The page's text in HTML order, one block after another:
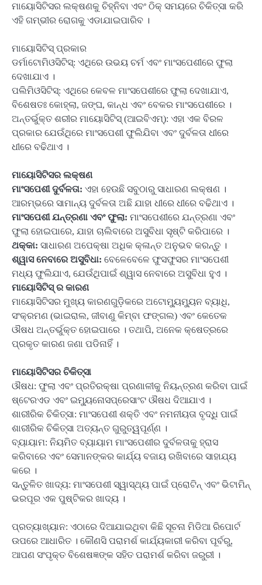
ମାୟୋସିଟିସର ଲକ୍ଷଣକୁ ଚିହ୍ନିବା ଏବଂ ଠିକ୍ ସମୟରେ ଚିକିତ୍ସା କରି
ଏହି ଗମ୍ଭୀର ରୋଗକୁ ଏଡାଯାଇପାରିବ ।
ମାୟୋସିଟିସ୍ ପ୍ରକାର
ଡର୍ମାଟୋମିଓସିଟିସ୍‌: ଏଥିରେ ଉଭୟ ଚର୍ମ ଏବଂ ମାଂସପେଶୀରେ ଫୁଲା
ଦେଖାଯାଏ ।
ପଲିମିଓସିଟିସ୍‌: ଏଥିରେ କେବଳ ମାଂସପେଶୀରେ ଫୁଲା ଦେଖାଯାଏ,
ବିଶେଷତଃ କୋହ୍ଲା, ଜଙ୍ଘ, କାନ୍ଧ ଏବଂ ବେକର ମାଂସପେଶୀରେ ।
ଅନ୍ତର୍ଭୁକ୍ତ ଶରୀର ମାୟୋସିଟିସ୍ (ଆଇବିଏମ୍‌): ଏହା ଏକ ବିରଳ
ପ୍ରକାର ଯେଉଁଥିରେ ମାଂସପେଶୀ ଫୁଲିଯିବା ଏବଂ ଦୁର୍ବଳତା ଧୀରେ
ଧୀରେ ବଢିଥାଏ ।
ମାୟୋସିଟିସର ଲକ୍ଷଣ
ମାଂସପେଶୀ ଦୁର୍ବଳତା: ଏହା ହେଉଛି ସବୁଠାରୁ ସାଧାରଣ ଲକ୍ଷଣ ।
ଆରମ୍ଭରେ ସାମାନ୍ୟ ଦୁର୍ବଳତା ଅଛି ଯାହା ଧୀରେ ଧୀରେ ବଢିଥାଏ ।
ମାଂସପେଶୀ ଯନ୍ତ୍ରଣା ଏବଂ ଫୁଲା: ମାଂସପେଶୀରେ ଯନ୍ତ୍ରଣା ଏବଂ
ଫୁଲା ହୋଇପାରେ, ଯାହା ଚାଲିବାରେ ଅସୁବିଧା ସୃଷ୍ଟି କରିପାରେ ।
ଥକ୍କା: ସାଧାରଣ ଅପେକ୍ଷା ଅଧିକ କ୍ଳାନ୍ତ ଅନୁଭବ କରନ୍ତୁ ।
ଶ୍ୱାସ ନେବାରେ ଅସୁବିଧା: ବେଳେବେଳେ ଫୁସଫୁସର ମାଂସପେଶୀ
ମଧ୍ୟ ଫୁଲିଯାଏ, ଯେଉଁଥିପାଇଁ ଶ୍ୱାସ ନେବାରେ ଅସୁବିଧା ହୁଏ ।
ମାୟୋସିଟିସ୍ ର କାରଣ
ମାୟୋସିଟିସର ମୁଖ୍ୟ କାରଣଗୁଡ଼ିକରେ ଅଟୋମ୍ୟୁମ୍ୟୁନ ବ୍ୟାଧି,
ସଂକ୍ରମଣ (ଭାଇରାଲ, ଜୀବାଣୁ କିମ୍ବା ଫଙ୍ଗଲ) ଏବଂ କେତେକ
ଔଷଧ ଅନ୍ତର୍ଭୁକ୍ତ ହୋଇପାରେ । ତଥାପି, ଅନେକ କ୍ଷେତ୍ରରେ
ପ୍ରକୃତ କାରଣ ଜଣା ପଡିନାହିଁ ।
ମାୟୋସିଟିସର ଚିକିତ୍ସା
ଔଷଧ: ଫୁଲା ଏବଂ ପ୍ରତିରକ୍ଷା ପ୍ରଣାଳୀକୁ ନିୟନ୍ତ୍ରଣ କରିବା ପାଇଁ
ଷ୍ଟେରଏଡ ଏବଂ ଇମ୍ୟୁନୋସପ୍ରେସାଂଟ ଔଷଧ ଦିଆଯାଏ ।
ଶାରୀରିକ ଚିକିତ୍ସା: ମାଂସପେଶୀ ଶକ୍ତି ଏବଂ ନମନୀୟତା ବୃଦ୍ଧି ପାଇଁ
ଶାରୀରିକ ଚିକିତ୍ସା ଅତ୍ୟନ୍ତ ଗୁରୁତ୍ୱପୂର୍ଣ୍ଣ ।
ବ୍ୟାୟାମ: ନିୟମିତ ବ୍ୟାୟାମ ମାଂସପେଶୀର ଦୁର୍ବଳତାକୁ ହ୍ରାସ
କରିବାରେ ଏବଂ ସେମାନଙ୍କର କାର୍ଯ୍ୟ ବଜାୟ ରଖିବାରେ ସାହାଯ୍ୟ
କରେ ।
ସନ୍ତୁଳିତ ଖାଦ୍ୟ: ମାଂସପେଶୀ ସ୍ୱାସ୍ଥ୍ୟ ପାଇଁ ପ୍ରୋଟିନ୍ ଏବଂ ଭିଟାମିନ୍
ଭରପୂର ଏକ ପୁଷ୍ଟିକର ଖାଦ୍ୟ ।
ପ୍ରତ୍ୟାଖ୍ୟାନ: ଏଠାରେ ଦିଆଯାଇଥିବା କିଛି ସୂଚନା ମିଡିଆ ରିପୋର୍ଟ
ଉପରେ ଆଧାରିତ । କୌଣସି ପରାମର୍ଶ କାର୍ଯ୍ୟକାରୀ କରିବା ପୂର୍ବରୁ,
ଆପଣ ସଂପୃକ୍ତ ବିଶେଷଜ୍ଞଙ୍କ ସହିତ ପରାମର୍ଶ କରିବା ଜରୁରୀ ।